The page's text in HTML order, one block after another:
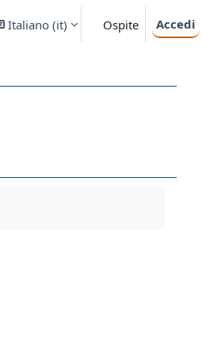
Italiano ‎(it)‎ Ospite Accedi